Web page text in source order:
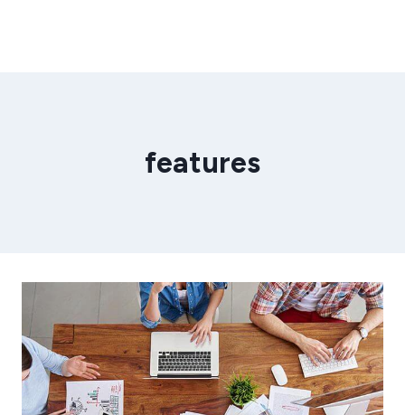
features